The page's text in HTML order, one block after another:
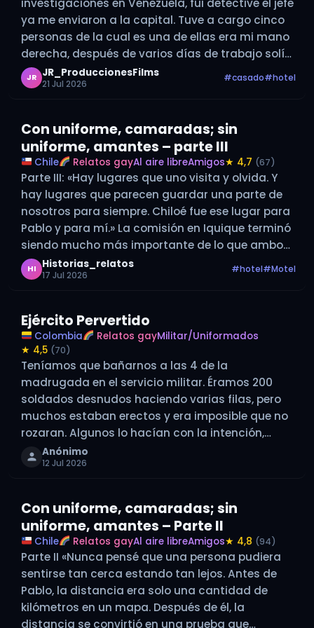
ya me enviaron a la capital. Tuve a cargo cinco
personas de la cual es una de ellas era mi mano
derecha, después de varios días de trabajo solía
bajar al bar del hotel y tomarme…
JR JR_ProduccionesFilms
21 Jul 2026
#casado#hotel
Con uniforme, camaradas; sin
uniforme, amantes – parte III
Chile Relatos gayAl aire libreAmigos★ 4,7 (67)
Parte III: «Hay lugares que uno visita y olvida. Y
hay lugares que parecen guardar una parte de
nosotros para siempre. Chiloé fue ese lugar para
Pablo y para mí.» La comisión en Iquique terminó
siendo mucho más importante de lo que ambos
imaginábamos. Fueron unas semanas de mucho
trabajo…
HI Historias_relatos
17 Jul 2026
#hotel#Motel
Ejército Pervertido
Colombia Relatos gayMilitar/Uniformados
★ 4,5 (70)
Teníamos que bañarnos a las 4 de la
madrugada en el servicio militar. Éramos 200
soldados desnudos haciendo varias filas, pero
muchos estaban erectos y era imposible que no
rozaran. Algunos lo hacían con la intención,
quizás, de calmar la erección. Fui víctima del
roce y la restregada. Algunas veces…
Anónimo
12 Jul 2026
Con uniforme, camaradas; sin
uniforme, amantes – Parte II
Chile Relatos gayAl aire libreAmigos★ 4,8 (94)
Parte II «Nunca pensé que una persona pudiera
sentirse tan cerca estando tan lejos. Antes de
Pablo, la distancia era solo una cantidad de
kilómetros en un mapa. Después de él, la
distancia se convirtió en una prueba que